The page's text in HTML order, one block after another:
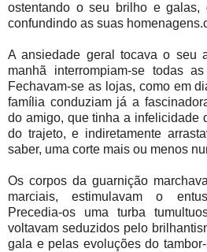
ostentando o seu brilho e galas,
confundindo as suas
A ansiedade geral tocava o seu
manhã interrompiam-se todas
Fechavam-se as lojas, como em
família conduziam já a
do amigo, que tinha a infelicidade
do trajeto, e indiretamente
saber, uma corte mais ou menos
Os corpos da guarnição
marciais, estimulavam o
Precedia-os uma turba
voltavam seduzidos pelo
gala e pelas evoluções do